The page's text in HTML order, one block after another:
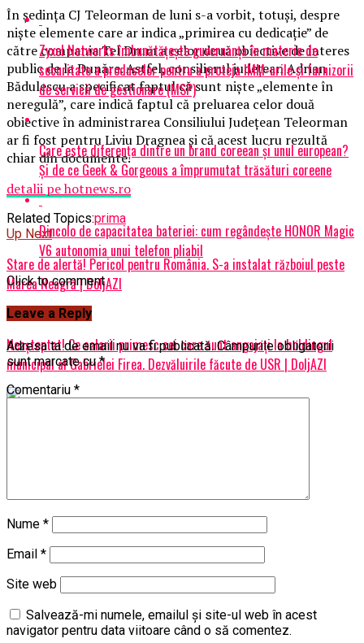
În şedinţa CJ Teleorman de luni s-a vorbit, totuşi, despre
nişte elemente care ar indica „primirea cu dedicaţie” de
către compania Tel Drum a celor două obiective de interes
public de la Dunăre. Astfel, consilierul judeţean Adrian
Bădulescu a specificat faptul că sunt nişte „elemente în
neregulă”, care indică faptul că preluarea celor două
obiective în administrarea Consiliului Judeţean Teleorman
ar fi fost pentru Liviu Dragnea şi că acest lucru rezultă
chiar din documente.
detalii pe hotnews.ro
Related Topics:prima
Up Next
Stare de alertă! Pericol pentru România. S-a instalat războiul peste
Marea Neagră | DoljAZI
Don't Miss
Neașteptat! Ce salarii primesc cei care sunt angajați la holdingul
municipal al Gabrielei Firea. Dezvăluirile făcute de USR | DoljAZI
Zyxel Networks îmbunătățește guvernanța în materie de
securitate a produselor pentru a proteja IMM-urile și furnizorii
de servicii de gestionare (MSP)
Care este diferența dintre un brand coreean și unul european?
Și de ce Geek & Gorgeous a împrumutat trăsături coreene
Dincolo de capacitatea bateriei: cum regândește HONOR Magic
V6 autonomia unui telefon pliabil
Click to comment
Leave a Reply
Adresa ta de email nu va fi publicată. Câmpurile obligatorii
sunt marcate cu*
Comentariu *
Nume *
Email *
Site web
Salvează-mi numele, emailul și site-ul web în acest
navigator pentru data viitoare când o să comentez.